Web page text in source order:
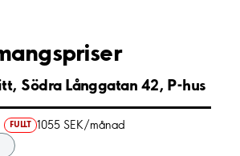
Södra Långgatan 42, P-hus
FULLT 1055 SEK/månad